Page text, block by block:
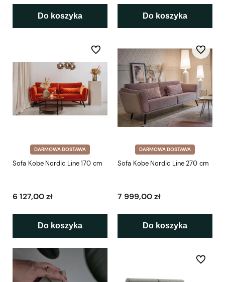
Do koszyka Do koszyka
DARMOWA DOSTAWA
Sofa Kobe Nordic Line 170 cm
6 127,00 zł
Do koszyka
Do ulubionych
DARMOWA DOSTAWA
Sofa Kobe Nordic Line 270 cm
7 999,00 zł
Do koszyka
Do
Do